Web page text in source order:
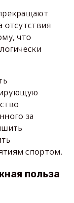
отсутствия
что
за
спортом.
польза